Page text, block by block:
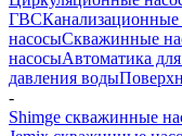
ГВСКанализационные
насосыСкважинные
насосыАвтоматика
давления воды
-
Shimge скважинные